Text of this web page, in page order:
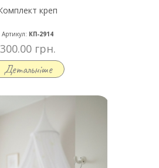
креп
Артикул: КП-2914
300.00 грн.
Детальніше